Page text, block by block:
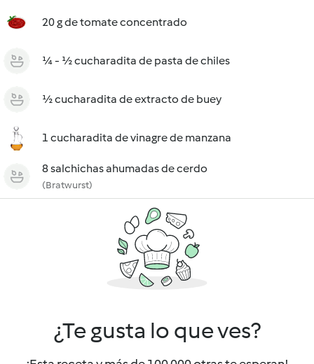
20 g de tomate concentrado
¼ - ½ cucharadita de pasta de chiles
½ cucharadita de extracto de buey
1 cucharadita de vinagre de manzana
8 salchichas ahumadas de cerdo
(Bratwurst)
¿Te gusta lo que ves?